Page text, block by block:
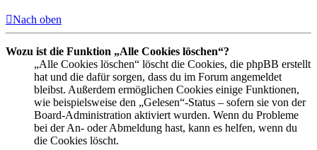
Nach oben
Wozu ist die Funktion „Alle Cookies löschen“?
„Alle Cookies löschen“ löscht die Cookies, die phpBB erstellt
hat und die dafür sorgen, dass du im Forum angemeldet
bleibst. Außerdem ermöglichen Cookies einige Funktionen,
wie beispielsweise den „Gelesen“-Status – sofern sie von der
Board-Administration aktiviert wurden. Wenn du Probleme
bei der An- oder Abmeldung hast, kann es helfen, wenn du
die Cookies löscht.